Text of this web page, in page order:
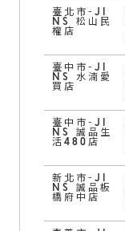
臺北市-JI
NS 松山民
權店
臺中市-JI
NS 水湳愛
買店
臺中市-JI
NS 誠品生
活480店
新北市-JI
NS 誠品板
橋府中店